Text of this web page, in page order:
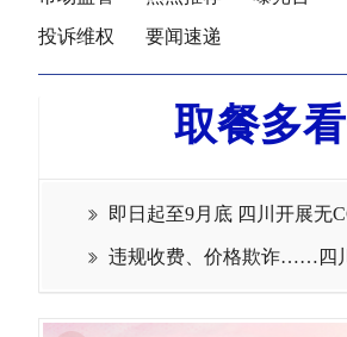
投诉维权
要闻速递
取餐多
 即日起至9月底 四川开展无
